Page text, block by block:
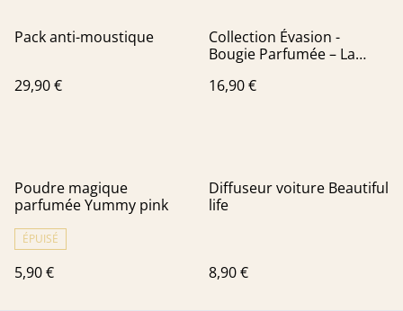
Pack anti-moustique
29,90 €
Collection Évasion -
Bougie Parfumée – La
solaire)
16,90 €
Poudre magique
parfumée Yummy pink
ÉPUISÉ
5,90 €
Diffuseur voiture Beautiful
life
8,90 €